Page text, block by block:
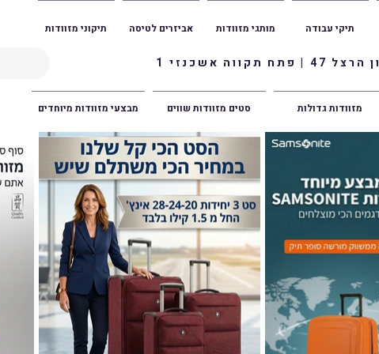
תיקוני מזוודות אביזרים לטיסה מותגי מזוודות תיקי עבודה
מבצעי מזוודות מיוחדים סטים מזוודות שווים מזוודות גדולות